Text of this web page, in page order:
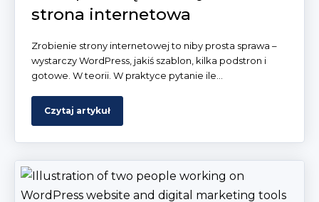
strona internetowa
Zrobienie strony internetowej to niby prosta sprawa –
wystarczy WordPress, jakiś szablon, kilka podstron i
gotowe. W teorii. W praktyce pytanie ile...
Czytaj artykuł